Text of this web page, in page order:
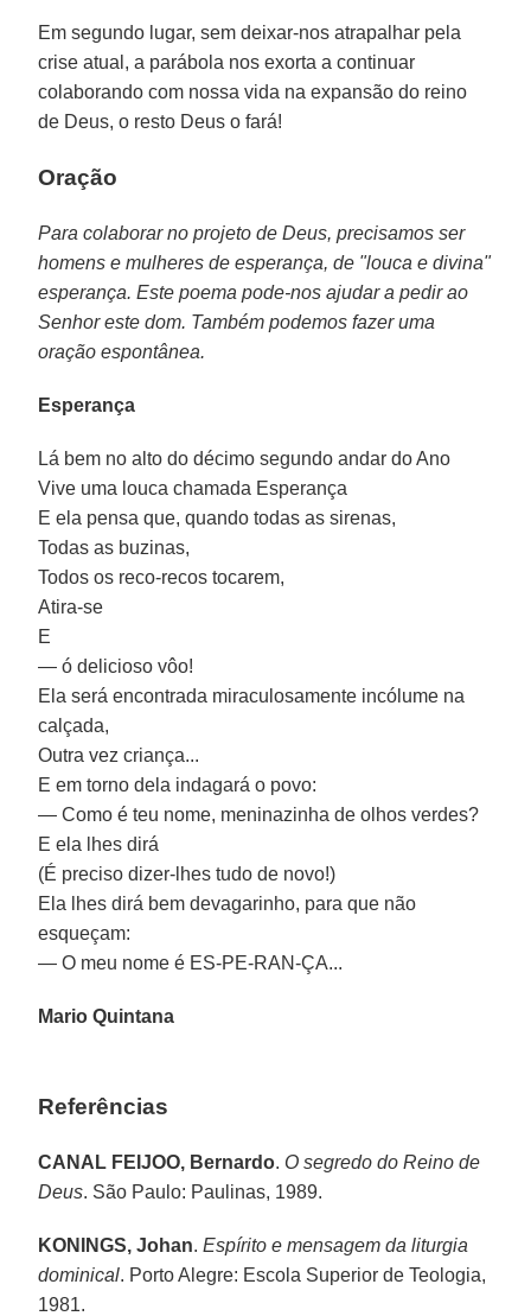
Em segundo lugar, sem deixar-nos atrapalhar pela
crise atual, a parábola nos exorta a continuar
colaborando com nossa vida na expansão do reino
de Deus, o resto Deus o fará!
Oração
Para colaborar no projeto de Deus, precisamos ser
homens e mulheres de esperança, de "louca e divina"
esperança. Este poema pode-nos ajudar a pedir ao
Senhor este dom. Também podemos fazer uma
oração espontânea.
Esperança
Lá bem no alto do décimo segundo andar do Ano
Vive uma louca chamada Esperança
E ela pensa que, quando todas as sirenas,
Todas as buzinas,
Todos os reco-recos tocarem,
Atira-se
E
— ó delicioso vôo!
Ela será encontrada miraculosamente incólume na
calçada,
Outra vez criança...
E em torno dela indagará o povo:
— Como é teu nome, meninazinha de olhos verdes?
E ela lhes dirá
(É preciso dizer-lhes tudo de novo!)
Ela lhes dirá bem devagarinho, para que não
esqueçam:
— O meu nome é ES-PE-RAN-ÇA...
Mario Quintana
Referências
CANAL FEIJOO, Bernardo. O segredo do Reino de
Deus. São Paulo: Paulinas, 1989.
KONINGS, Johan.Espírito e mensagem da liturgia
dominical. Porto Alegre: Escola Superior de Teologia,
1981.